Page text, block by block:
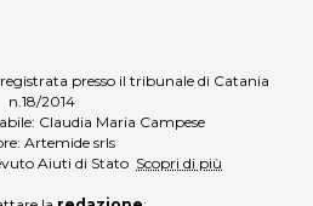
presso il tribunale di Catania
n.18/2014
Claudia Maria Campese
Artemide srls
Aiuti di Stato Scopri di più